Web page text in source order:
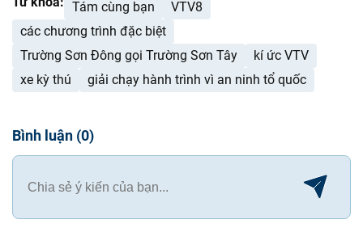
Tám cùng bạn
VTV8
các chương trình đặc biệt
Trường Sơn Đông gọi Trường Sơn Tây
kí ức VTV
xe kỳ thú
giải chạy hành trình vì an ninh tổ quốc
Bình luận (0)